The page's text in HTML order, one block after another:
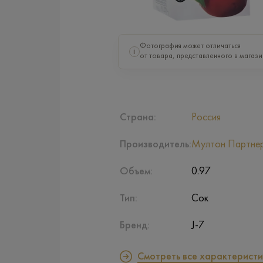
i
Фотография может отличаться
от товара, представленного в
Страна:
Производитель:
Объем:
Тип:
Бренд:
Россия
Мултон
0.97
Сок
J-7
Смотреть все